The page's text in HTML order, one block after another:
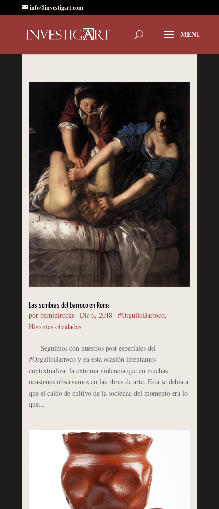
info@investigart.com
Las sombras del barroco en Roma
por berninirocks| Dic 6, 2018| #OrgulloBarroco,
Historias olvidadas
Seguimos con nuestros post especiales del
#OrgulloBarroco y en esta ocasión intentamos
contextualizar la extrema violencia que en muchas
ocasiones observamos en las obras de arte. Esta se debía a
que el caldo de cultivo de la sociedad del momento era lo
que...